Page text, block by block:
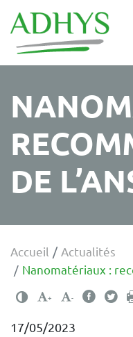
DE
Accueil
Actualités
Nanomatériaux :
Changer le contraste
+
Agrandir le texte
-
Réduire le texte
Partager
17/05/2023